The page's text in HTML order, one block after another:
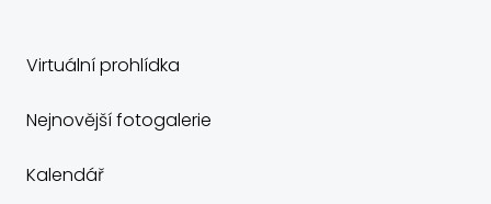
Virtuální prohlídka
Nejnovější fotogalerie
Kalendář